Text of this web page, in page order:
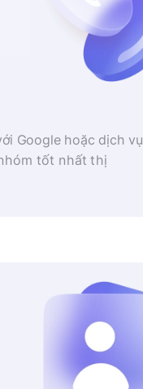
Google hoặc dịch vụ
tốt nhất thị